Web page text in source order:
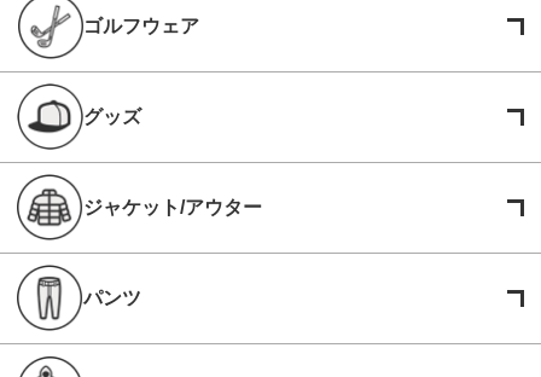
ゴルフウェア
グッズ
ジャケット/アウター
パンツ